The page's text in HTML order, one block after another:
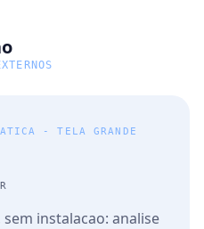
- TELA GRANDE
instalacao: analise